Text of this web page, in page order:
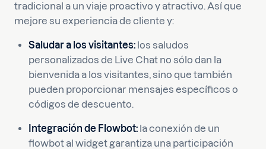
tradicional a un viaje proactivo y atractivo. Así que
mejore su experiencia de cliente y:
Saludar a los visitantes: los saludos
personalizados de Live Chat no sólo dan la
bienvenida a los visitantes, sino que también
pueden proporcionar mensajes específicos o
códigos de descuento.
Integración de Flowbot: la conexión de un
flowbot al widget garantiza una participación